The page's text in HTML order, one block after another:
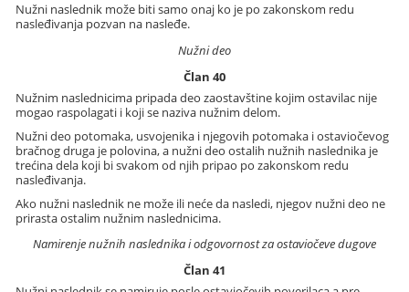
Nužni naslednik može biti samo onaj ko je po zakonskom redu
nasleđivanja pozvan na nasleđe.
Nužni deo
Član 40
Nužnim naslednicima pripada deo zaostavštine kojim ostavilac nije
mogao raspolagati i koji se naziva nužnim delom.
Nužni deo potomaka, usvojenika i njegovih potomaka i ostaviočevog
bračnog druga je polovina, a nužni deo ostalih nužnih naslednika je
trećina dela koji bi svakom od njih pripao po zakonskom redu
nasleđivanja.
Ako nužni naslednik ne može ili neće da nasledi, njegov nužni deo ne
prirasta ostalim nužnim naslednicima.
Namirenje nužnih naslednika i odgovornost za ostaviočeve dugove
Član 41